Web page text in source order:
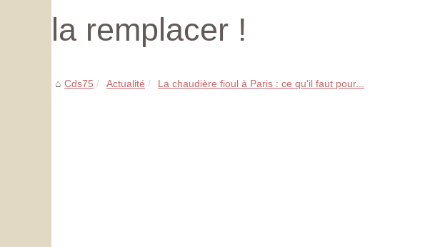
la remplacer !
Cds75 Actualité La chaudière fioul à Paris : ce qu'il faut pour...